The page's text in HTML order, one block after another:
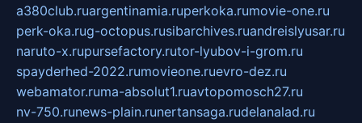
a380club.ruargentinamia.ruperkoka.rumovie-one.ru
perk-oka.rug-octopus.rusibarchives.ruandreislyusar.ru
naruto-x.rupursefactory.rutor-lyubov-i-grom.ru
spayderhed-2022.rumovieone.ruevro-dez.ru
webamator.ruma-absolut1.ruavtopomosch27.ru
nv-750.runews-plain.runertansaga.rudelanalad.ru